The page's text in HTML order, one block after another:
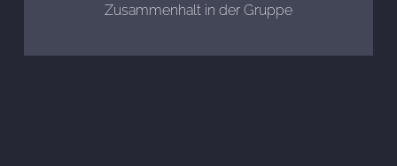
Zusammenhalt in der Gruppe